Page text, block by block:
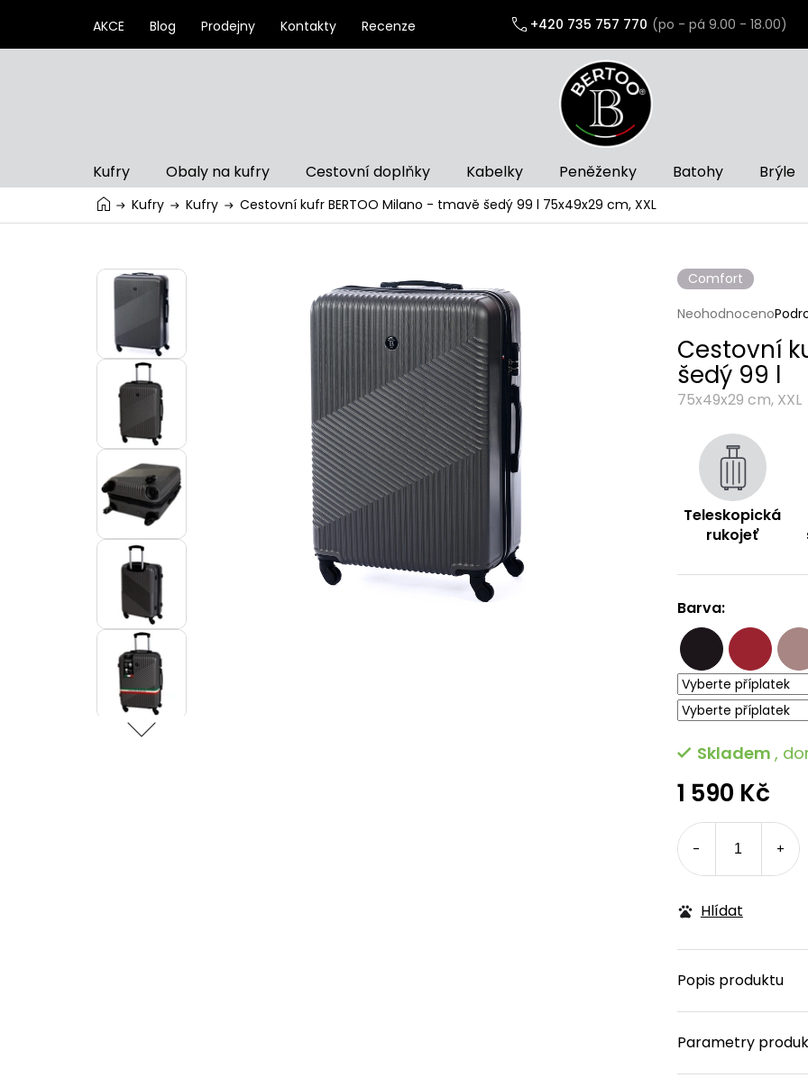
+420 735 757 770
AKCE Blog Prodejny Kontakty Recenze
Kufry Obaly na kufry Cestovní doplňky Kabelky Peněženky Batohy Brýle
Kufry Kufry Cestovní kufr BERTOO Milano - tmavě šedý 99 l 75x49x29 cm, XXL
1 590 Kč
cena:
Skladem ,
Hlídat
Comfort
Průměrné
produktu
je
0,0
z
hvězdiček.
Neohodnoceno
Cestovní
šedý 99 l
75x49x29 cm, XXL
Teleskopická
rukojeť
Popis produktu
Parametry
Barva: